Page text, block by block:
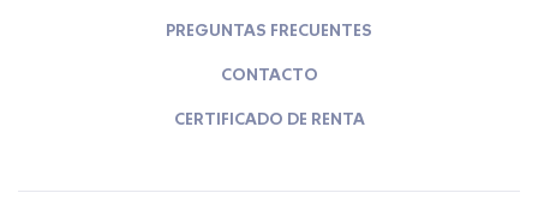
PREGUNTAS FRECUENTES
CONTACTO
CERTIFICADO DE RENTA